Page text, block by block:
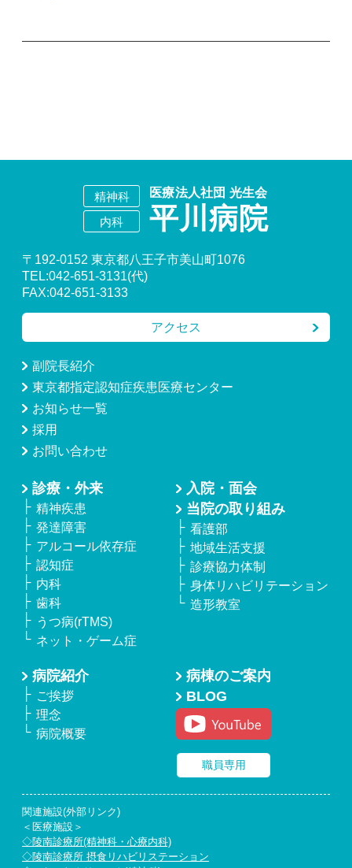
〒192-0152 東京都八王子市美山町1076
TEL:042-651-3131(代)
FAX:042-651-3133
アクセス
副院長紹介
東京都指定認知症疾患医療センター
お知らせ一覧
採用
お問い合わせ
診療・外来
精神疾患
発達障害
アルコール依存症
認知症
内科
歯科
うつ病(rTMS)
ネット・ゲーム症
入院・面会
当院の取り組み
看護部
地域生活支援
診療協力体制
身体リハビリテーション
造形教室
病院紹介
ご挨拶
理念
病院概要
病棟のご案内
BLOG
職員専用
関連施設(外部リンク)
＜医療施設＞
◇陵南診療所(精神科・心療内科)
◇陵南診療所 摂食リハビリステーション